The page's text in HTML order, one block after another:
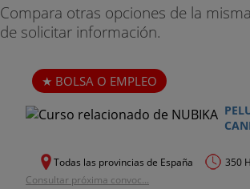
Compara otras opciones de la
de solicitar información.
BOLSA O EMPLEO
Todas las provincias de España
350
Consultar próxima convoc...